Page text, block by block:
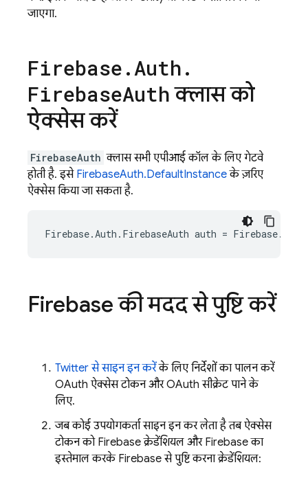
जाएगा.
Firebase.Auth.
FirebaseAuthक्लास को
ऐक्सेस करें
FirebaseAuth क्लास, सभी एपीआई कॉल के लिए गेटवे
होती है. इसे FirebaseAuth.DefaultInstanceके ज़रिए
ऐक्सेस किया जा सकता है.
Firebase.Auth . FirebaseAuth auth = Firebase.
Firebase की मदद से पुष्टि करें
Twitter से साइन इन करेंके लिए निर्देशों का पालन करें
OAuth ऐक्सेस टोकन और OAuth सीक्रेट पाने के
लिए.
जब कोई उपयोगकर्ता साइन इन कर लेता है, तब ऐक्सेस
टोकन को Firebase क्रेडेंशियल और Firebase का
इस्तेमाल करके Firebase से पुष्टि करना क्रेडेंशियल: